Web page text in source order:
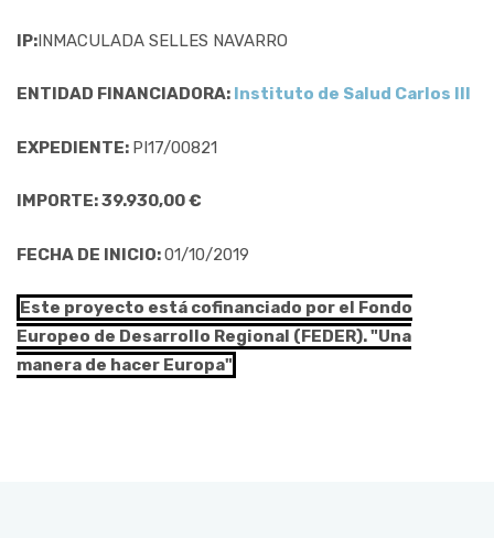
IP:INMACULADA SELLES NAVARRO
ENTIDAD FINANCIADORA: Instituto de Salud Carlos III
EXPEDIENTE: PI17/00821
IMPORTE: 39.930,00 €
FECHA DE INICIO:01/10/2019
Este proyecto está cofinanciado por el Fondo
Europeo de Desarrollo Regional (FEDER). "Una
manera de hacer Europa"